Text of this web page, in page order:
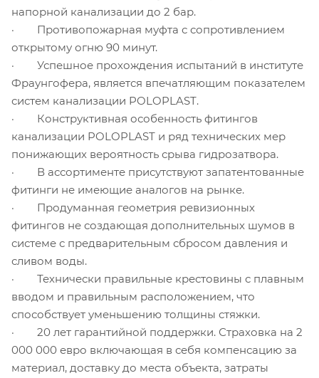
напорной канализации до 2 бар.
· Противопожарная муфта с сопротивлением
открытому огню 90 минут.
· Успешное прохождения испытаний в институте
Фраунгофера, является впечатляющим показателем
систем канализации POLOPLAST.
· Конструктивная особенность фитингов
канализации POLOPLAST и ряд технических мер
понижающих вероятность срыва гидрозатвора.
· В ассортименте присутствуют запатентованные
фитинги не имеющие аналогов на рынке.
· Продуманная геометрия ревизионных
фитингов не создающая дополнительных шумов в
системе с предварительным сбросом давления и
сливом воды.
· Технически правильные крестовины с плавным
вводом и правильным расположением, что
способствует уменьшению толщины стяжки.
· 20 лет гарантийной поддержки. Страховка на 2
000 000 евро включающая в себя компенсацию за
материал, доставку до места объекта, затраты